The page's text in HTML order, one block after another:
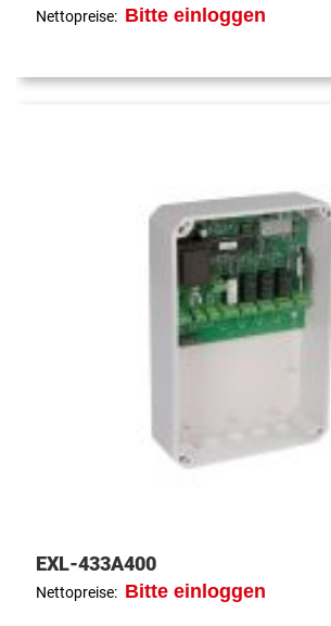
Nettopreise: Bitte einloggen
EXL-433A400
Nettopreise: Bitte einloggen